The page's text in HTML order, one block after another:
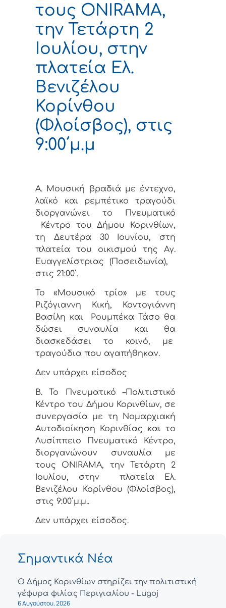
τους ONIRAMA,
την Τετάρτη 2
Ιουλίου, στην
πλατεία Ελ.
Βενιζέλου
Κορίνθου
(Φλοίσβος), στις
9:00΄μ.μ
Α. Mουσική βραδιά με έντεχνο,
λαϊκό και ρεμπέτικο τραγούδι
διοργανώνει το Πνευματικό
Κέντρο του Δήμου Κορινθίων,
τη Δευτέρα 30 Ιουνίου, στη
πλατεία του οικισμού της Αγ.
Ευαγγελίστριας (Ποσειδωνία),
στις 21:00΄.
Το «Μουσικό τρίο» με τους
Ριζόγιαννη Κική, Κοντογιάννη
Βασίλη και
Ρουμπέκα Τάσο θα
δώσει συναυλία και θα
διασκεδάσει το κοινό, με
τραγούδια που αγαπήθηκαν.
Δεν υπάρχει είσοδος
Β. Το Πνευματικό –Πολιτιστικό
Κέντρο του Δήμου Κορινθίων, σε
συνεργασία με τη Νομαρχιακή
Αυτοδιοίκηση Κορινθίας και το
Λυσίππειο Πνευματικό Κέντρο,
διοργανώνουν συναυλία με
τους ONIRAMA, την Τετάρτη 2
Ιουλίου, στην
πλατεία Ελ.
Βενιζέλου Κορίνθου (Φλοίσβος),
στις 9:00΄μ.μ..
Δεν υπάρχει είσοδος.
Σημαντικά Νέα
Ο Δήμος Κορινθίων στηρίζει την πολιτιστική
γέφυρα φιλίας Περιγιαλίου - Lugoj
6 Αυγούστου, 2026